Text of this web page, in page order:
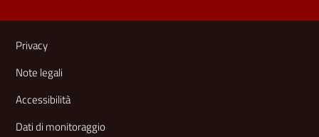
Link e informazioni utili
Privacy
Note legali
Accessibilità
Dati di monitoraggio